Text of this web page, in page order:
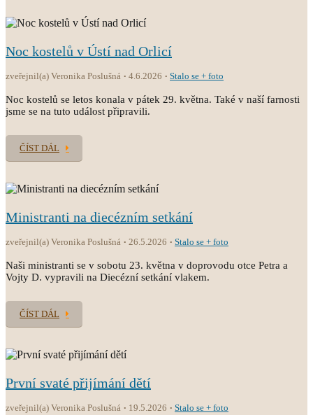
Noc kostelů v Ústí nad Orlicí
zveřejnil(a) Veronika Poslušná 4.6.2026 Stalo se + foto
Noc kostelů se letos konala v pátek 29. května. Také v naší farnosti
jsme se na tuto událost připravili.
ČÍST DÁL
Ministranti na diecézním setkání
zveřejnil(a) Veronika Poslušná 26.5.2026 Stalo se + foto
Naši ministranti se v sobotu 23. května v doprovodu otce Petra a
Vojty D. vypravili na Diecézní setkání vlakem.
ČÍST DÁL
První svaté přijímání dětí
zveřejnil(a) Veronika Poslušná 19.5.2026 Stalo se + foto